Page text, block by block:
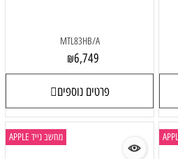
MTL83HB/A
₪6,749
פרטים נוספים
מחשב נייד APPLE